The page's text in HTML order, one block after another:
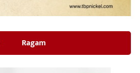
Ragam